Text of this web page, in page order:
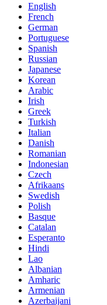
English
French
German
Portuguese
Spanish
Russian
Japanese
Korean
Arabic
Irish
Greek
Turkish
Italian
Danish
Romanian
Indonesian
Czech
Afrikaans
Swedish
Polish
Basque
Catalan
Esperanto
Hindi
Lao
Albanian
Amharic
Armenian
Azerbaijani